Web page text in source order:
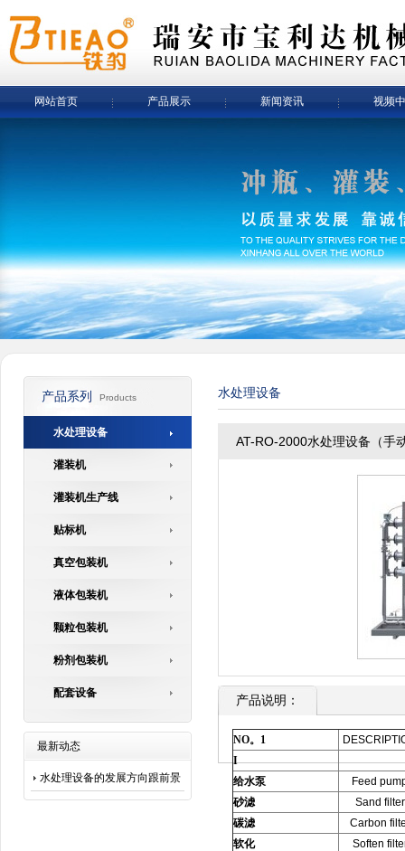
网站首页 产品展示 新闻资讯 视频
产品系列 Products
水处理设备
灌装机
灌装机生产线
贴标机
真空包装机
液体包装机
颗粒包装机
粉剂包装机
配套设备
最新动态
水处理设备的发展方向跟前景
水处理设备
AT-RO-2000水处理设备（手
产品说明：
NO。 1
I
给水泵
Feed
砂滤
Sand filter
碳滤
Carbon
软化
Soften